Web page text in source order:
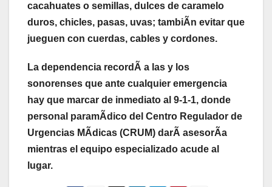
cacahuates o semillas, dulces de caramelo
duros, chicles, pasas, uvas; tambiÃn evitar que
jueguen con cuerdas, cables y cordones.
La dependencia recordÃ a las y los
sonorenses que ante cualquier emergencia
hay que marcar de inmediato al 9-1-1, donde
personal paramÃdico del Centro Regulador de
Urgencias MÃdicas (CRUM) darÃ asesorÃa
mientras el equipo especializado acude al
lugar.